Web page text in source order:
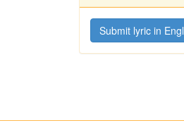
Submit lyric in